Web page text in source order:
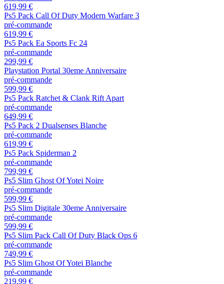
619,99 €
Ps5 Pack Call Of Duty Modern Warfare 3
pré-commande
619,99 €
Ps5 Pack Ea Sports Fc 24
pré-commande
299,99 €
Playstation Portal 30eme Anniversaire
pré-commande
599,99 €
Ps5 Pack Ratchet & Clank Rift Apart
pré-commande
649,99 €
Ps5 Pack 2 Dualsenses Blanche
pré-commande
619,99 €
Ps5 Pack Spiderman 2
pré-commande
799,99 €
Ps5 Slim Ghost Of Yotei Noire
pré-commande
599,99 €
Ps5 Slim Digitale 30eme Anniversaire
pré-commande
599,99 €
Ps5 Slim Pack Call Of Duty Black Ops 6
pré-commande
749,99 €
Ps5 Slim Ghost Of Yotei Blanche
pré-commande
219,99 €